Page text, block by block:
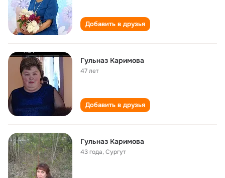
Добавить в друзья
Гульназ Каримова
47 лет
Добавить в друзья
Гульназ Каримова
43 года,Сургут